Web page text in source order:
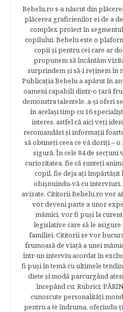
Bebelu.ro s-a născut din
plăcerea graficienilor ei de a
complex proiect în
copilului. Bebelu este o
copii şi pentru cei care ar
propunem să încântăm
surprindem şi să-i reţinem în
Publicația Bebelu a apărut în
oameni capabili dintr-o ţară
demonstra talentele, a-şi oferi
în acelaşi timp cu 16
interes, astfel că aici veţi
recomandări şi informaţii
să obtineţi ceea ce vă doriţi –
sigură. În cele 84 de secțuni
curiozitatea, fie că sunteţi
copil, fie deja aţi
obişnuindu-vă cu
avizate. Cititorii Bebelu.ro vor
vor deveni parte a unor
mămici, vor fi puşi la
legislative care să le
familiei. Cititorii se vor
frumoasă de viață a unei
într-un interviu acordat în
fi puşi în temă cu ultimele
diete şi modă parcurgând
începând cu: Rubrici:
cunoscute personalităţi
pentru a te îndruma,